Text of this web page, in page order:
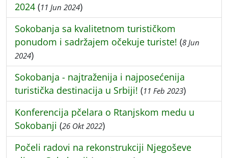
2024 (11 Jun 2024)
Sokobanja sa kvalitetnom turističkom
ponudom i sadržajem očekuje turiste! (8 Jun
2024)
Sokobanja - najtraženija i najposećenija
turistička destinacija u Srbiji! (11 Feb 2023)
Konferencija pčelara o Rtanjskom medu u
Sokobanji (26 Okt 2022)
Počeli radovi na rekonstrukciji Njegoševe